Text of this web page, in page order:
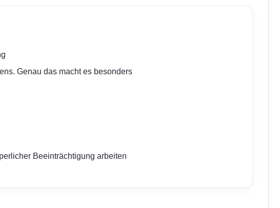
Genau das macht es besonders
Beeinträchtigung arbeiten